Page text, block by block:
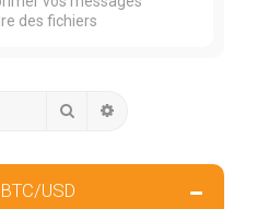
des fichiers
Rechercher
USD